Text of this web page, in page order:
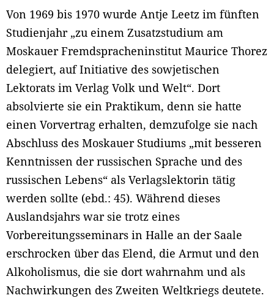
Von 1969 bis 1970 wurde Antje Leetz im fünften
Studienjahr „zu einem Zusatzstudium am
Moskauer Fremdspracheninstitut Maurice Thorez
delegiert, auf Initiative des sowjetischen
Lektorats im Verlag Volk und Welt“. Dort
absolvierte sie ein Praktikum, denn sie hatte
einen Vorvertrag erhalten, demzufolge sie nach
Abschluss des Moskauer Studiums „mit besseren
Kenntnissen der russischen Sprache und des
russischen Lebens“ als Verlagslektorin tätig
werden sollte (ebd.: 45). Während dieses
Auslandsjahrs war sie trotz eines
Vorbereitungsseminars in Halle an der Saale
erschrocken über das Elend, die Armut und den
Alkoholismus, die sie dort wahrnahm und als
Nachwirkungen des Zweiten Weltkriegs deutete.